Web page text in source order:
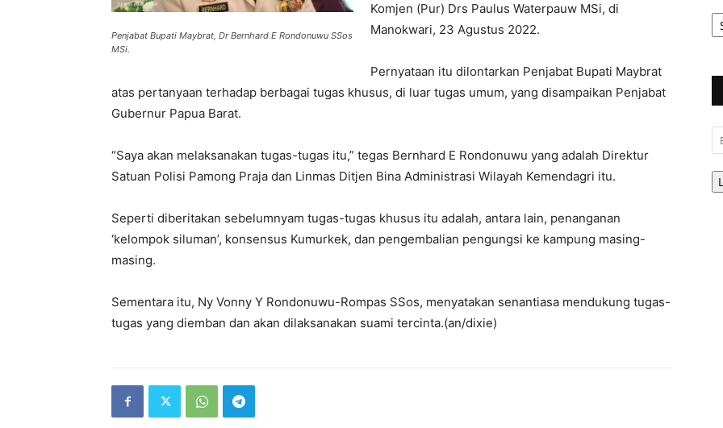
Penjabat Bupati Maybrat, Dr Bernhard E Rondonuwu SSos
MSi.
Komjen (Pur) Drs Paulus Waterpauw MSi, di
Manokwari, 23 Agustus 2022.
Pernyataan itu dilontarkan Penjabat Bupati Maybrat
atas pertanyaan terhadap berbagai tugas khusus, di luar tugas umum, yang disampaikan Penjabat
Gubernur Papua Barat.
“Saya akan melaksanakan tugas-tugas itu,” tegas Bernhard E Rondonuwu yang adalah Direktur
Satuan Polisi Pamong Praja dan Linmas Ditjen Bina Administrasi Wilayah Kemendagri itu.
Seperti diberitakan sebelumnyam tugas-tugas khusus itu adalah, antara lain, penanganan
‘kelompok siluman’, konsensus Kumurkek, dan pengembalian pengungsi ke kampung masing-
masing.
Sementara itu, Ny Vonny Y Rondonuwu-Rompas SSos, menyatakan senantiasa mendukung tugas-
tugas yang diemban dan akan dilaksanakan suami tercinta.(an/dixie)